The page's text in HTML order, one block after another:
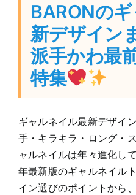
BARONの
新デザイン
派手かわ最
特集
ギャルネイル最新デザイ
手・キラキラ・ロング・
ャルネイルは年々進化し
年最新版のギャルネイル
イン選びのポイントから